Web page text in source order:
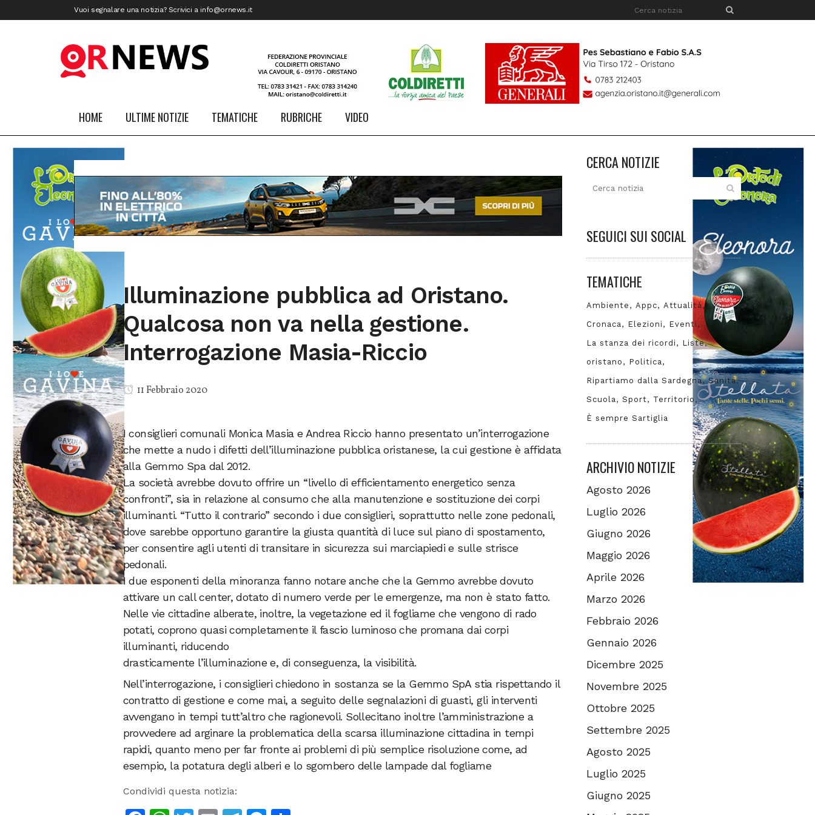
Vuoi segnalare una notizia? Scrivici a info@ornews.it
HOME ULTIME NOTIZIE TEMATICHE RUBRICHE VIDEO
Illuminazione pubblica ad Oristano.
Qualcosa non va nella gestione.
Interrogazione Masia-Riccio
11 Febbraio 2020
I consiglieri comunali Monica Masia e Andrea Riccio hanno presentato un’interrogazione
che mette a nudo i difetti dell’illuminazione pubblica oristanese, la cui gestione è affidata
alla Gemmo Spa dal 2012.
La società avrebbe dovuto offrire un “livello di efficientamento energetico senza
confronti”, sia in relazione al consumo che alla manutenzione e sostituzione dei corpi
illuminanti. “Tutto il contrario” secondo i due consiglieri, soprattutto nelle zone pedonali,
dove sarebbe opportuno garantire la giusta quantità di luce sul piano di spostamento,
per consentire agli utenti di transitare in sicurezza sui marciapiedi e sulle strisce
pedonali.
I due esponenti della minoranza fanno notare anche che la Gemmo avrebbe dovuto
attivare un call center, dotato di numero verde per le emergenze, ma non è stato fatto.
Nelle vie cittadine alberate, inoltre, la vegetazione ed il fogliame che vengono di rado
potati, coprono quasi completamente il fascio luminoso che promana dai corpi
illuminanti, riducendo
drasticamente l’illuminazione e, di conseguenza, la visibilità.
Nell’interrogazione, i consiglieri chiedono in sostanza se la Gemmo SpA stia rispettando il
contratto di gestione e come mai, a seguito delle segnalazioni di guasti, gli interventi
avvengano in tempi tutt’altro che ragionevoli. Sollecitano inoltre l’amministrazione a
provvedere ad arginare la problematica della scarsa illuminazione cittadina in tempi
rapidi, quanto meno per far fronte ai problemi di più semplice risoluzione come, ad
esempio, la potatura degli alberi e lo sgombero delle lampade dal fogliame
Condividi questa notizia:
CERCA NOTIZIE
SEGUICI SUI SOCIAL
TEMATICHE
Ambiente Appc Attualità
Cronaca Elezioni Eventi
La stanza dei ricordi Liste
oristano Politica
Ripartiamo dalla Sardegna Sanità
Scuola Sport Territorio
È sempre Sartiglia
ARCHIVIO NOTIZIE
Agosto 2026
Luglio 2026
Giugno 2026
Maggio 2026
Aprile 2026
Marzo 2026
Febbraio 2026
Gennaio 2026
Dicembre 2025
Novembre 2025
Ottobre 2025
Settembre 2025
Agosto 2025
Luglio 2025
Giugno 2025